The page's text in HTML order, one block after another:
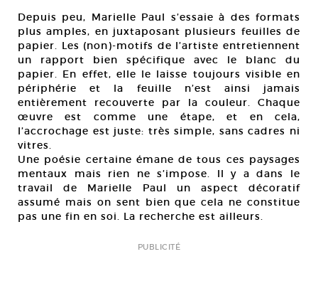
Depuis peu, Marielle Paul s’essaie à des formats
plus amples, en juxtaposant plusieurs feuilles de
papier. Les (non)-motifs de l’artiste entretiennent
un rapport bien spécifique avec le blanc du
papier. En effet, elle le laisse toujours visible en
périphérie et la feuille n’est ainsi jamais
entièrement recouverte par la couleur. Chaque
œuvre est comme une étape, et en cela,
l’accrochage est juste: très simple, sans cadres ni
vitres.
Une poésie certaine émane de tous ces paysages
mentaux mais rien ne s’impose. Il y a dans le
travail de Marielle Paul un aspect décoratif
assumé mais on sent bien que cela ne constitue
pas une fin en soi. La recherche est ailleurs.
PUBLICITÉ